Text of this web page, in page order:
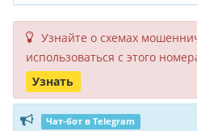
Узнайте о схемах
исполь­зоваться с этого
Узнать
Чат-бот в Telegram